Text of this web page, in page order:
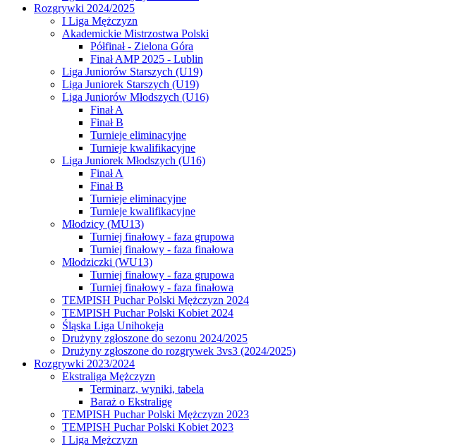
Rozgrywki 2024/2025
I Liga Mężczyzn
Akademickie Mistrzostwa Polski
Półfinał - Zielona Góra
Finał AMP 2025 - Lublin
Liga Juniorów Starszych (U19)
Liga Juniorek Starszych (U19)
Liga Juniorów Młodszych (U16)
Finał A
Finał B
Turnieje eliminacyjne
Turnieje kwalifikacyjne
Liga Juniorek Młodszych (U16)
Finał A
Finał B
Turnieje eliminacyjne
Turnieje kwalifikacyjne
Młodzicy (MU13)
Turniej finałowy - faza grupowa
Turniej finałowy - faza finałowa
Młodziczki (WU13)
Turniej finałowy - faza grupowa
Turniej finałowy - faza finałowa
TEMPISH Puchar Polski Mężczyzn 2024
TEMPISH Puchar Polski Kobiet 2024
Śląska Liga Unihokeja
Drużyny zgłoszone do sezonu 2024/2025
Drużyny zgłoszone do rozgrywek 3vs3 (2024/2025)
Rozgrywki 2023/2024
Ekstraliga Mężczyzn
Terminarz, wyniki, tabela
Baraż o Ekstraligę
TEMPISH Puchar Polski Mężczyzn 2023
TEMPISH Puchar Polski Kobiet 2023
I Liga Mężczyzn